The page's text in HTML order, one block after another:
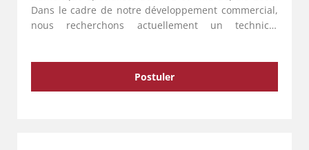
Dans le cadre de notre développement commercial,
nous recherchons actuellement un technico-
Postuler